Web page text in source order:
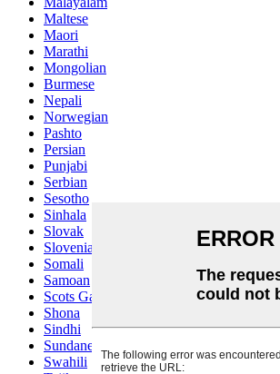
Maltese
Maori
Marathi
Mongolian
Burmese
Nepali
Norwegian
Pashto
Persian
Punjabi
Serbian
Sesotho
Sinhala
Slovak
Slovenian
Somali
Samoan
Scots Gaelic
Shona
Sindhi
Sundanese
Swahili